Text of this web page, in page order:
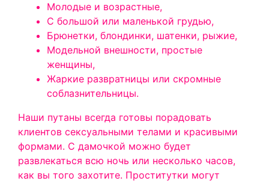
Молодые и возрастные,
С большой или маленькой грудью,
Брюнетки, блондинки, шатенки, рыжие,
Модельной внешности, простые
женщины,
Жаркие развратницы или скромные
соблазнительницы.
Наши путаны всегда готовы порадовать
клиентов сексуальными телами и красивыми
формами. С дамочкой можно будет
развлекаться всю ночь или несколько часов,
как вы того захотите. Проститутки могут